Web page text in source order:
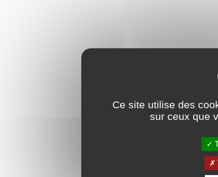
Ce site utilise des
sur ceux que